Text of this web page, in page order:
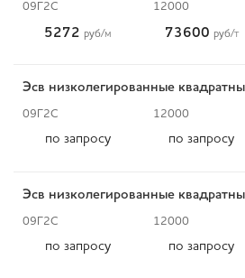
09Г2С 12000
5272 руб/м 73600 руб/т
Эсв низколегированные
09Г2С 12000
по запросу по запросу
Эсв низколегированные
09Г2С 12000
по запросу по запросу